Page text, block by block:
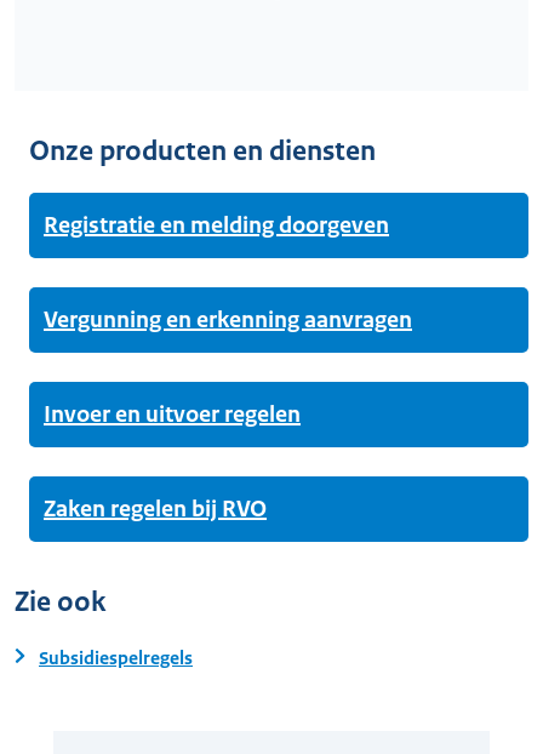
Onze producten en diensten
Registratie en melding doorgeven
Vergunning en erkenning aanvragen
Invoer en uitvoer regelen
Zaken regelen bij RVO
Zie ook
Subsidiespelregels